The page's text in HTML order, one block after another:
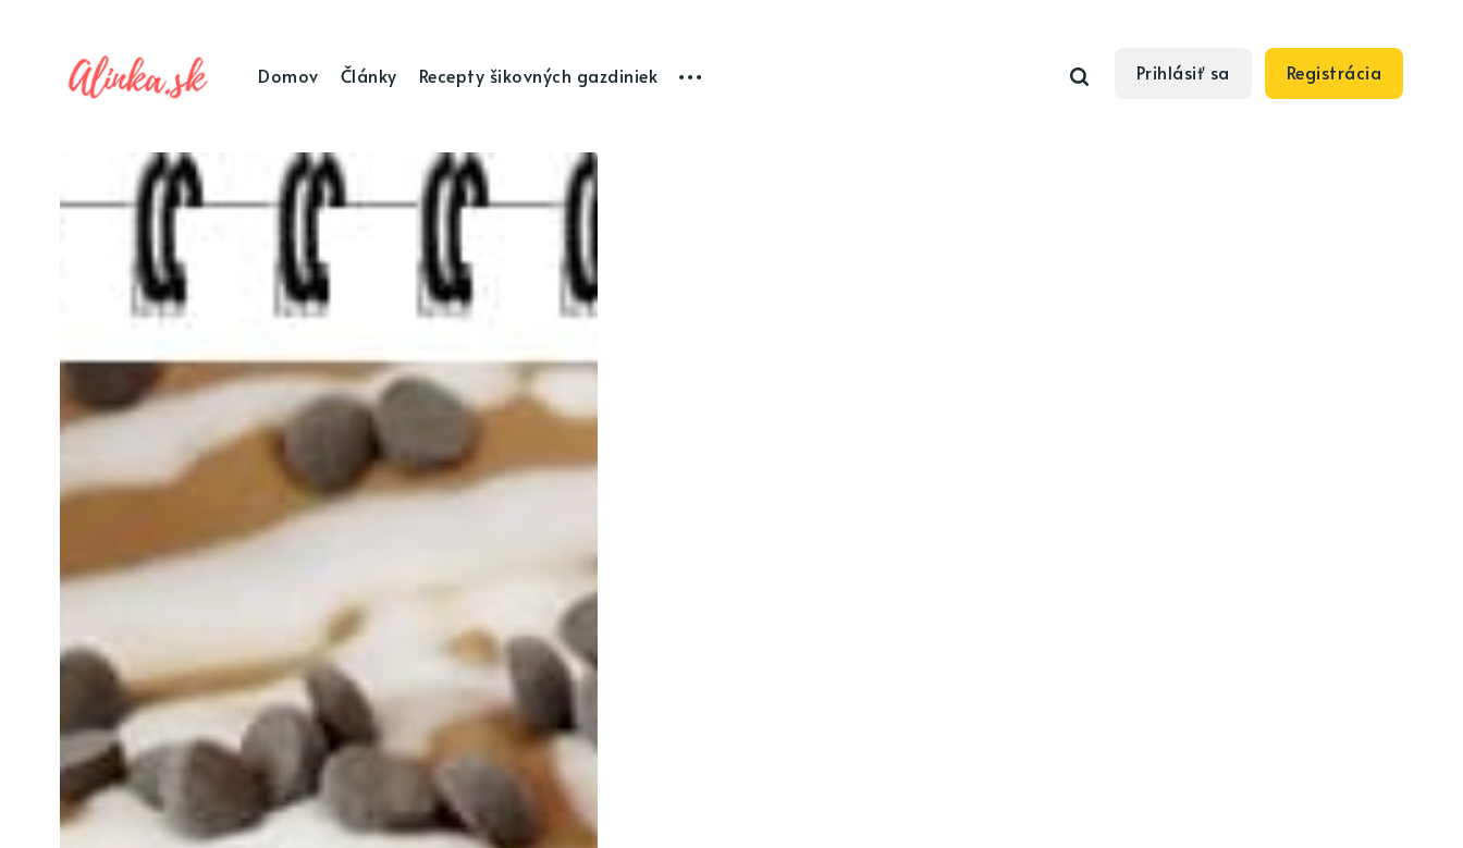
Domov Články Recepty šikovných gazdiniek Prihlásiť sa Registrácia